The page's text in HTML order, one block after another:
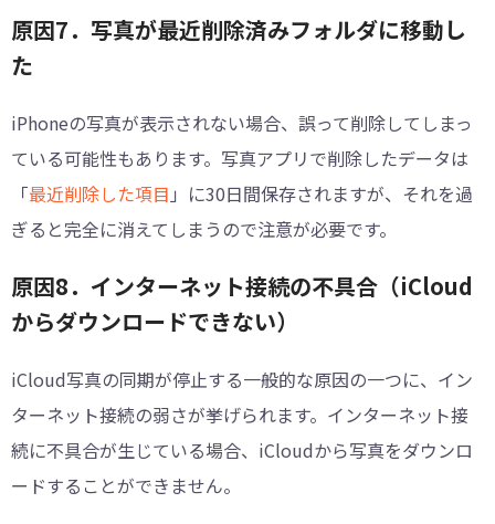
原因7．写真が最近削除済みフォルダに移動し
た
iPhoneの写真が表示されない場合、誤って削除してしまっ
ている可能性もあります。写真アプリで削除したデータは
「最近削除した項目 」に30日間保存されますが、それを過
ぎると完全に消えてしまうので注意が必要です。
原因8．インターネット接続の不具合（iCloud
からダウンロードできない）
iCloud写真の同期が停止する一般的な原因の一つに、イン
ターネット接続の弱さが挙げられます。インターネット接
続に不具合が生じている場合、iCloudから写真をダウンロ
ードすることができません。